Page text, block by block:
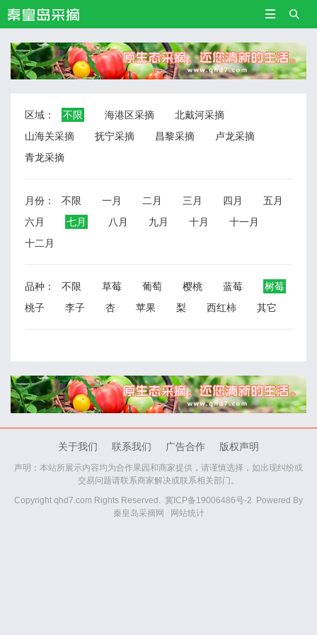


区域： 不限 海港区采摘
北戴河采摘
山海关采摘
抚宁采摘 昌黎采摘
卢龙采摘
青龙采摘
月份： 不限 一月 二月 三月 四月
五月
六月
七月 八月 九月 十月
十一月
十二月
品种： 不限 草莓 葡萄 樱桃 蓝莓
树莓
桃子
李子 杏 苹果 梨 西红柿 其它
关于我们 联系我们 广告合作 版权声明
声明：本站所展示内容均为合作果园和商家提供，请谨慎选择，如出现纠纷或
交易问题请联系商家解决或联系相关部门。
Copyright qhd7.com Rights Reserved. 冀ICP备19006486号-2 Powered By
秦皇岛采摘网
网站统计